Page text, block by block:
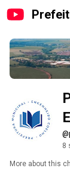
8
More about this